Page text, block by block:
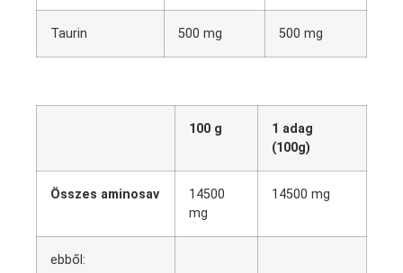
Taurin 500 mg 500 mg
100 g
1 adag
(100g)
Összes aminosav
14500
mg
14500 mg
ebből: